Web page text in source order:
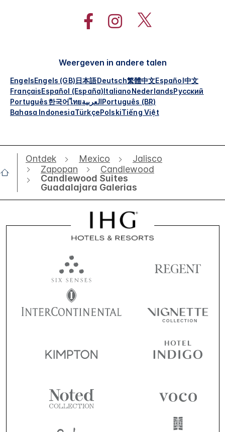
Weergeven in andere talen
EngelsEngels (GB)日本語Deutsch繁體中文Español中文
FrançaisEspañol (España)ItalianoNederlandsРусский
Português한국어ไทยالعربيةPortuguês (BR)
Bahasa IndonesiaTürkçePolskiTiếng Việt
Ontdek Mexico
Jalisco
Zapopan
Candlewood
Candlewood Suites
Guadalajara Galerias